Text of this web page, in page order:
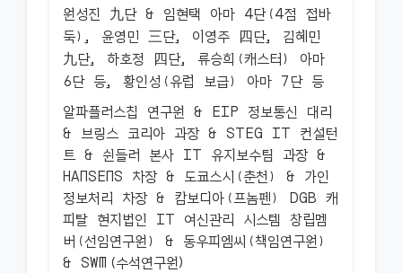
원성진 九단 & 임현택 아마 4단(4점 접바
둑), 윤영민 三단, 이영주 四단, 김혜민
九단, 하호정 四단, 류승희(캐스터) 아마
6단 등, 황인성(유럽 보급) 아마 7단 등
알파플러스칩 연구원 & EIP 정보통신 대리
& 브링스 코리아 과장 & STEG IT 컨설턴
트 & 쉰들러 본사 IT 유지보수팀 과장 &
HANSENS 차장 & 도쿄스시(춘천) & 가인
정보처리 차장 & 캄보디아(프놈펜) DGB 캐
피탈 현지법인 IT 여신관리 시스템 창립멤
버(선임연구원) & 동우피엠씨(책임연구원)
& SWM(수석연구원)